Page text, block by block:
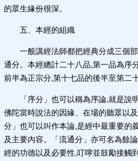
的眾生緣份很深。
五、本經的組織
一般講經法師都把經典分成三個
通分。本經總計二十八品,第一品為序
前半為正宗分,第十七品的後半至第二
「序分」也可以稱為序論,就是說
佛陀當時說法的因緣、在場的聽眾以
分」也可以叫作本論,是經中最重要的
及主要內容。「流通分」亦可名為餘
經的功德以及必要性,叮嚀並鼓勵接觸